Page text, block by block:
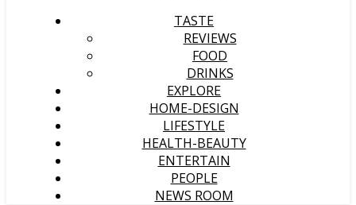
TASTE
REVIEWS
FOOD
DRINKS
EXPLORE
HOME-DESIGN
LIFESTYLE
HEALTH-BEAUTY
ENTERTAIN
PEOPLE
NEWS ROOM